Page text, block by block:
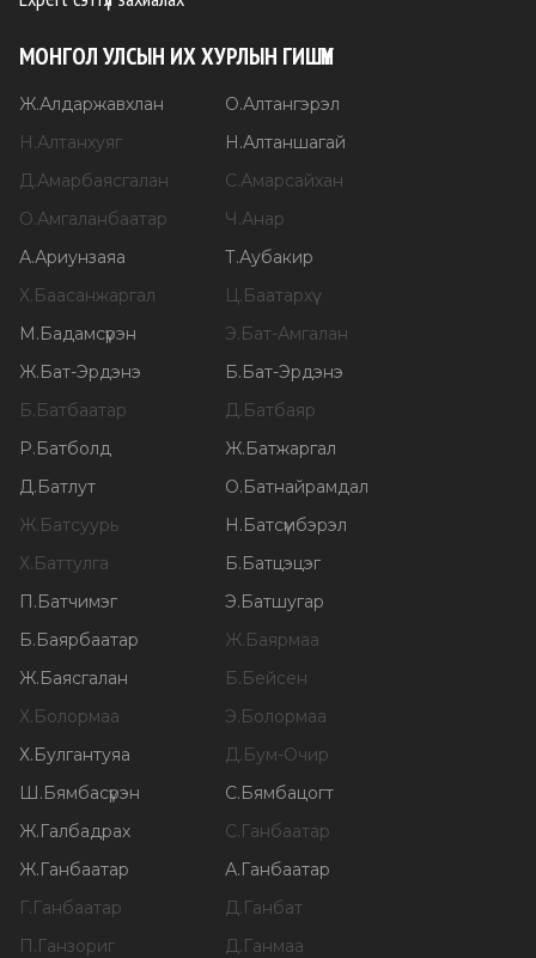
МОНГОЛ УЛСЫН ИХ ХУРЛЫН ГИШҮҮН
Ж.Алдаржавхлан О.Алтангэрэл
Н.Алтанхуяг Н.Алтаншагай
Д.Амарбаясгалан С.Амарсайхан
О.Амгаланбаатар Ч.Анар
А.Ариунзаяа Т.Аубакир
Х.Баасанжаргал Ц.Баатархүү
М.Бадамсүрэн Э.Бат-Амгалан
Ж.Бат-Эрдэнэ Б.Бат-Эрдэнэ
Б.Батбаатар Д.Батбаяр
Р.Батболд Ж.Батжаргал
Д.Батлут О.Батнайрамдал
Ж.Батсуурь Н.Батсүмбэрэл
Х.Баттулга Б.Батцэцэг
П.Батчимэг Э.Батшугар
Б.Баярбаатар Ж.Баярмаа
Ж.Баясгалан Б.Бейсен
Х.Болормаа Э.Болормаа
Х.Булгантуяа Д.Бум-Очир
Ш.Бямбасүрэн С.Бямбацогт
Ж.Галбадрах С.Ганбаатар
Ж.Ганбаатар А.Ганбаатар
Г.Ганбаатар Д.Ганбат
П.Ганзориг Д.Ганмаа